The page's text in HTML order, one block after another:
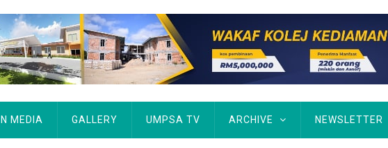
IN MEDIA GALLERY UMPSA TV ARCHIVE NEWSLETTER